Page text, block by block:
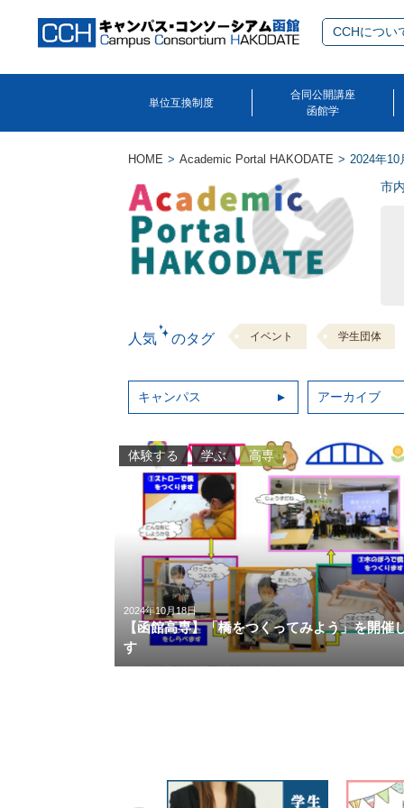
CCHについ
単位互換制度
合同公開講座
函館学
HOME Academic Portal HAKODATE 2024年10
市
人気 のタグ イベント 学生団体
キャンパス アーカイブ
2024年10月18日
【函館高専】「橋をつくってみよう」を開催
す
体験する 学ぶ 高専